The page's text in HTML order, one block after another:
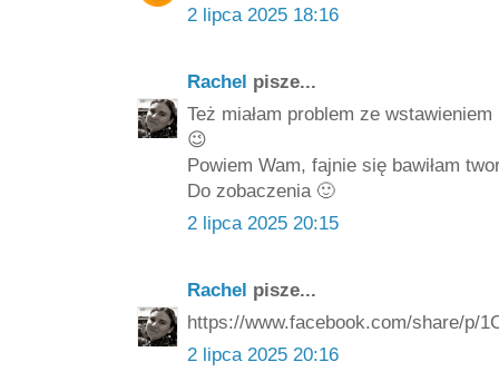
2 lipca 2025 18:16
Rachel pisze...
Też miałam problem ze
😉
Powiem Wam, fajnie się bawiłam
Do zobaczenia 🙂
2 lipca 2025 20:15
Rachel pisze...
https://www.facebook.com/share/p/
2 lipca 2025 20:16